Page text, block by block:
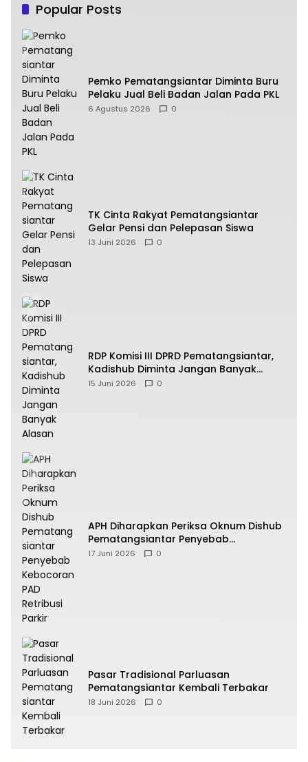
Popular Posts
Pemko Pematangsiantar Diminta Buru
Pelaku Jual Beli Badan Jalan Pada PKL
6 Agustus 2026 0
TK Cinta Rakyat Pematangsiantar
Gelar Pensi dan Pelepasan Siswa
13 Juni 2026 0
RDP Komisi III DPRD Pematangsiantar,
Kadishub Diminta Jangan Banyak
Alasan
15 Juni 2026 0
APH Diharapkan Periksa Oknum Dishub
Pematangsiantar Penyebab
Kebocoran PAD Retribusi Parkir
17 Juni 2026 0
Pasar Tradisional Parluasan
Pematangsiantar Kembali Terbakar
18 Juni 2026 0